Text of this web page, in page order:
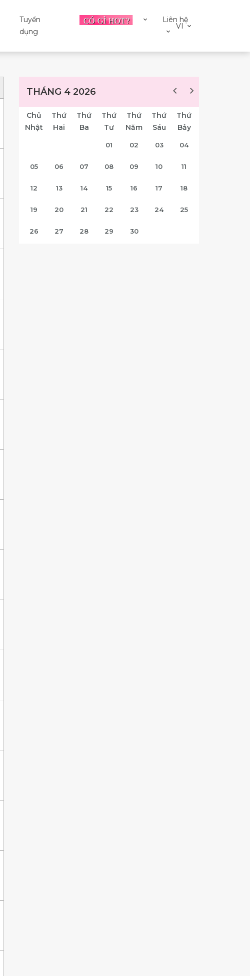
Tuyển
dụng
Liên hệ
VI
THÁNG 4 2026
Chủ
Nhật
Thứ
Hai
Thứ
Ba
Thứ
Tư
Thứ
Năm
Thứ
Sáu
Thứ
Bảy
01 02 03 04
05 06 07 08 09 10 11
12 13 14 15 16 17 18
19 20 21 22 23 24 25
26 27 28 29 30